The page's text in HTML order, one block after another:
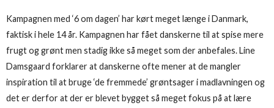
Kampagnen med ‘6 om dagen’ har kørt meget længe i Danmark,
faktisk i hele 14 år. Kampagnen har fået danskerne til at spise mere
frugt og grønt men stadig ikke så meget som der anbefales. Line
Damsgaard forklarer at danskerne ofte mener at de mangler
inspiration til at bruge ‘de fremmede’ grøntsager i madlavningen og
det er derfor at der er blevet bygget så meget fokus på at lære